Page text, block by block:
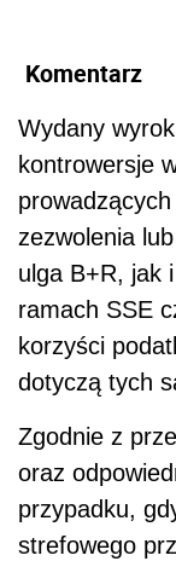
Komentarz
Wydany
kontrowersje
zezwolenia
ulga B+R, jak
ramach SSE
korzyści
dotyczą tych
Zgodnie z
oraz
przypadku,
strefowego